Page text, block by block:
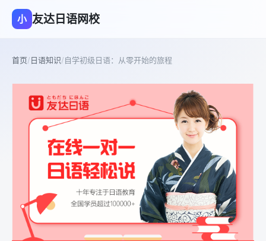
小 友达日语网校
首页/日语知识/自学初级日语：从零开始的旅程